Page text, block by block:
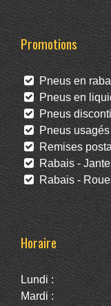
Promotions
Pneus en
Pneus en
Pneus
Pneus usagés
Remises
Rabais -
Rabais -
Horaire
Lundi :
Mardi :